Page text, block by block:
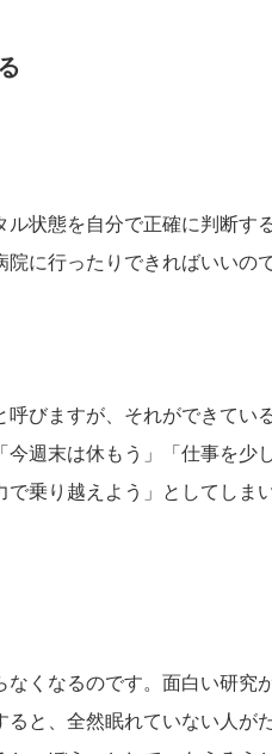
状態を自分で正確に判断す
に行ったりできればいいの
びますが、それができてい
週末は休もう」「仕事を少
乗り越えよう」としてしま
くなるのです。面白い研究
と、全然眠れていない人